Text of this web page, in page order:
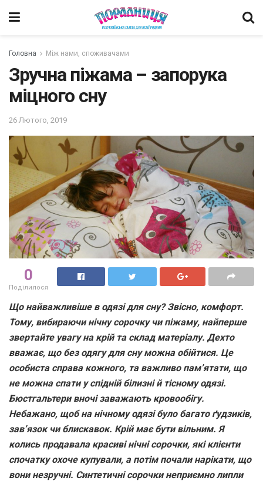
Головна Між нами, споживачами
Зручна піжама – запорука
міцного сну
26 Лютого, 2019
0
Поділилося
Що найважливіше в одязі для сну? Звісно, комфорт.
Тому, вибираючи нічну сорочку чи піжаму, найперше
звертайте увагу на крій та склад матеріалу. Дехто
вважає, що без одягу для сну можна обійтися. Це
особиста справа кожного, та важливо пам’ятати, що
не можна спати у спідній білизні й тісному одязі.
Бюстгальтери вночі заважають кровообігу.
Небажано, щоб на нічному одязі було багато ґудзиків,
зав’язок чи блискавок. Крій має бути вільним. Я
колись продавала красиві нічні сорочки, які клієнти
спочатку охоче купували, а потім почали нарікати, що
вони незручні. Синтетичні сорочки неприємно липли